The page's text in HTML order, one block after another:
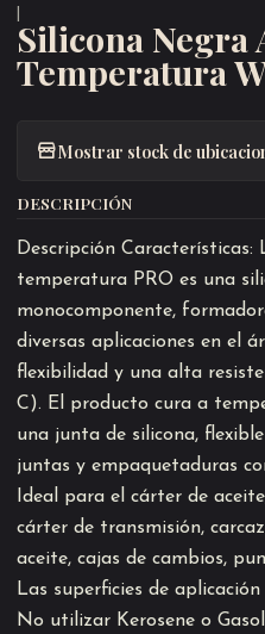
Silicona Negra
Temperatura
Mostrar stock de
DESCRIPCIÓN
Descripción Características:
temperatura PRO es una
monocomponente,
diversas aplicaciones en el
flexibilidad y una alta
C). El producto cura a
una junta de silicona,
juntas y empaquetaduras
Ideal para el cárter de
cárter de transmisión,
aceite, cajas de cambios,
Las superficies de
No utilizar Kerosene o